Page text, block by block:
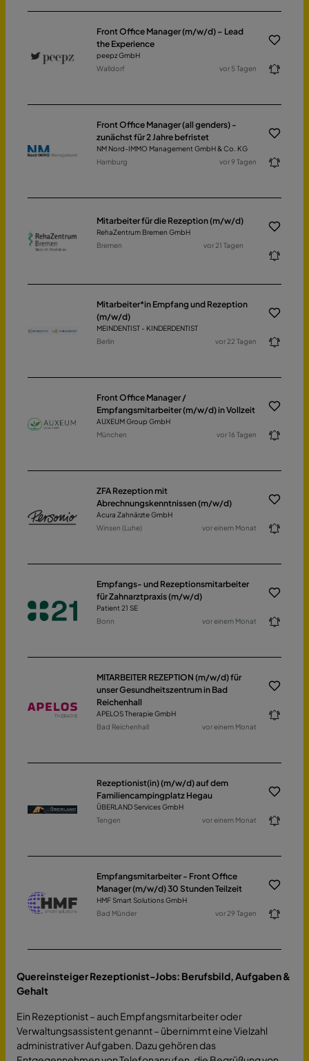
Front Office Manager (m/w/d) – Lead
the Experience
peepz GmbH
Walldorf
vor 5 Tagen
Front Office Manager (all genders) -
zunächst für 2 Jahre befristet
NM Nord-IMMO Management GmbH & Co. KG
Hamburg
vor 9 Tagen
Mitarbeiter für die Rezeption (m/w/d)
RehaZentrum Bremen GmbH
Bremen
vor 21 Tagen
Mitarbeiter*in Empfang und Rezeption
(m/w/d)
MEINDENTIST - KINDERDENTIST
Berlin
vor 22 Tagen
Front Office Manager /
Empfangsmitarbeiter (m/w/d) in Vollzeit
AUXEUM Group GmbH
München
vor 16 Tagen
ZFA Rezeption mit
Abrechnungskenntnissen (m/w/d)
Acura Zahnärzte GmbH
Winsen (Luhe)
vor einem Monat
Empfangs- und Rezeptionsmitarbeiter
für Zahnarztpraxis (m/w/d)
Patient 21 SE
Bonn
vor einem Monat
MITARBEITER REZEPTION (m/w/d) für
unser Gesundheitszentrum in Bad
Reichenhall
APELOS Therapie GmbH
Bad Reichenhall
vor einem Monat
Rezeptionist(in) (m/w/d) auf dem
Familiencampingplatz Hegau
ÜBERLAND Services GmbH
Tengen
vor einem Monat
Empfangsmitarbeiter - Front Office
Manager (m/w/d) 30 Stunden Teilzeit
HMF Smart Solutions GmbH
Bad Münder
vor 29 Tagen
Quereinsteiger Rezeptionist-Jobs: Berufsbild, Aufgaben &
Gehalt
Ein Rezeptionist – auch Empfangsmitarbeiter oder
Verwaltungsassistent genannt – übernimmt eine Vielzahl
administrativer Aufgaben. Dazu gehören das